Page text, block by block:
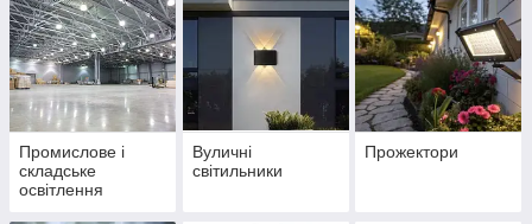
Промислове і
складське
освітлення
Вуличні
світильники
Прожектори